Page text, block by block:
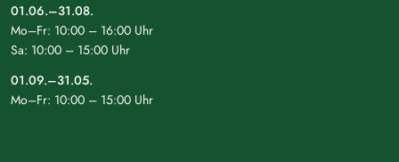
01.06.–31.08.
Mo–Fr: 10:00 – 16:00 Uhr
Sa: 10:00 – 15:00 Uhr
01.09.–31.05.
Mo–Fr: 10:00 – 15:00 Uhr